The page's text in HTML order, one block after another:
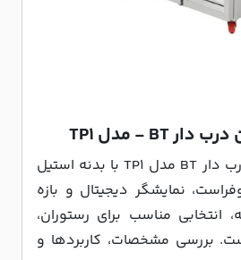
تاپینگ برگر 6 لگن درب دار BT مدل TP1 با بدنه استیل
نمایشگر دیجیتال و بازه
5+ درجه، انتخابی مناسب برای رستوران،
بررسی مشخصات، کاربردها و